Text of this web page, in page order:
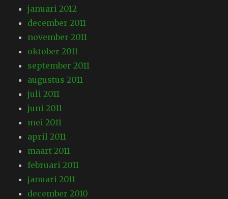
januari 2012
december 2011
november 2011
oktober 2011
september 2011
augustus 2011
juli 2011
juni 2011
mei 2011
april 2011
maart 2011
februari 2011
januari 2011
december 2010